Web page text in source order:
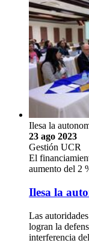
Ilesa la
23 ago 2023
Gestión UCR
El
aumento del 2
Ilesa la
Las
logran la
interferencia